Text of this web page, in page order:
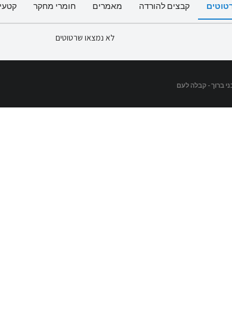
קבצים להורדה מאמרים חומרי מחקר
לא נמצאו שרטוטים
ברוך - קבלה לעם